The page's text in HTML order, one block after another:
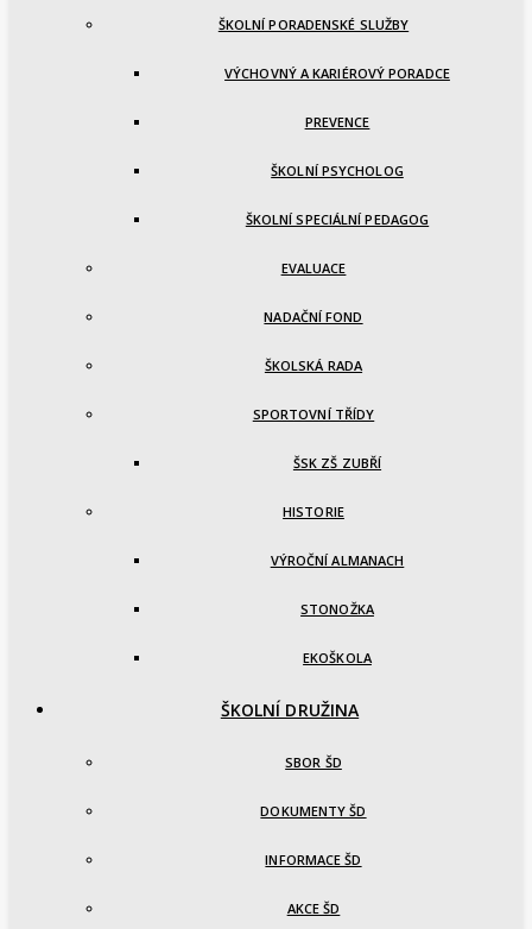
ŠKOLNÍ PORADENSKÉ SLUŽBY
VÝCHOVNÝ A KARIÉROVÝ PORADCE
PREVENCE
ŠKOLNÍ PSYCHOLOG
ŠKOLNÍ SPECIÁLNÍ PEDAGOG
EVALUACE
NADAČNÍ FOND
ŠKOLSKÁ RADA
SPORTOVNÍ TŘÍDY
ŠSK ZŠ ZUBŘÍ
HISTORIE
VÝROČNÍ ALMANACH
STONOŽKA
EKOŠKOLA
ŠKOLNÍ DRUŽINA
SBOR ŠD
DOKUMENTY ŠD
INFORMACE ŠD
AKCE ŠD